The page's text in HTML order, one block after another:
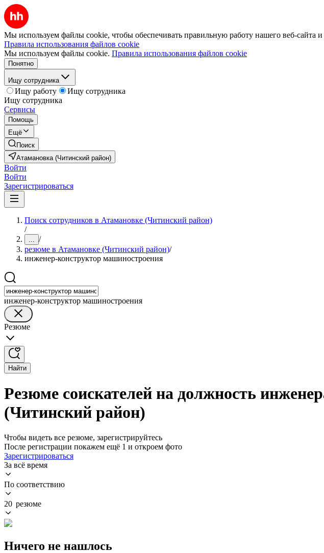
Мы используем файлы cookie, чтобы обеспечивать правильную работу нашего веб-сайта и
Правила использования файлов cookie
Мы используем файлы cookie. Правила использования файлов cookie
Понятно
Ищу сотрудника
Ищу работу
Ищу сотрудника
Ищу сотрудника
Сервисы
Помощь
Ещё
Поиск
Атамановка (Читинский район)
Войти
Войти
Зарегистрироваться
Поиск сотрудников в Атамановке (Читинский район)
/
... /
резюме в Атамановке (Читинский район)/
инженер-конструктор машиностроения
инженер-конструктор машиностроения
Резюме
Найти
Резюме соискателей на должность
(Читинский район)
Чтобы видеть все резюме, зарегистрируйтесь
После регистрации покажем ещё 1 и откроем фото
Зарегистрироваться
За всё время
По соответствию
20 резюме
Ничего не нашлось